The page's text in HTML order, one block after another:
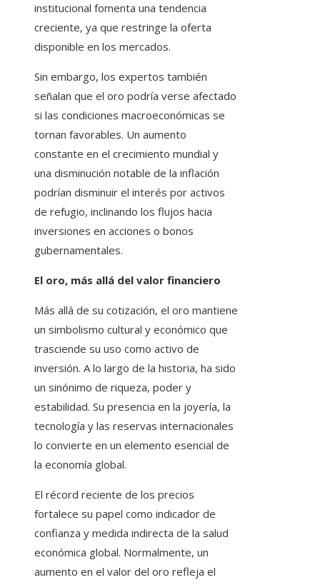
institucional fomenta una tendencia
creciente, ya que restringe la oferta
disponible en los mercados.
Sin embargo, los expertos también
señalan que el oro podría verse afectado
si las condiciones macroeconómicas se
tornan favorables. Un aumento
constante en el crecimiento mundial y
una disminución notable de la inflación
podrían disminuir el interés por activos
de refugio, inclinando los flujos hacia
inversiones en acciones o bonos
gubernamentales.
El oro, más allá del valor financiero
Más allá de su cotización, el oro mantiene
un simbolismo cultural y económico que
trasciende su uso como activo de
inversión. A lo largo de la historia, ha sido
un sinónimo de riqueza, poder y
estabilidad. Su presencia en la joyería, la
tecnología y las reservas internacionales
lo convierte en un elemento esencial de
la economía global.
El récord reciente de los precios
fortalece su papel como indicador de
confianza y medida indirecta de la salud
económica global. Normalmente, un
aumento en el valor del oro refleja el